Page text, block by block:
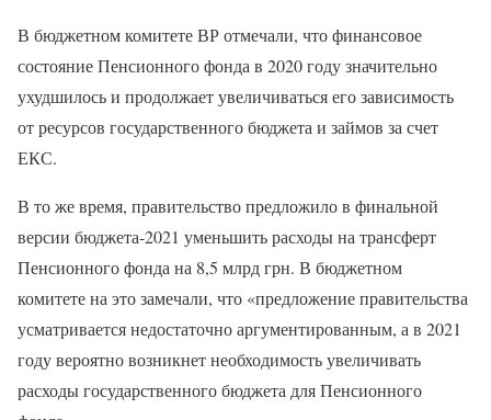
В бюджетном комитете ВР отмечали, что финансовое
состояние Пенсионного фонда в 2020 году значительно
ухудшилось и продолжает увеличиваться его зависимость
от ресурсов государственного бюджета и займов за счет
ЕКС.
В то же время, правительство предложило в финальной
версии бюджета-2021 уменьшить расходы на трансферт
Пенсионного фонда на 8,5 млрд грн. В бюджетном
комитете на это замечали, что «предложение правительства
усматривается недостаточно аргументированным, а в 2021
году вероятно возникнет необходимость увеличивать
расходы государственного бюджета для Пенсионного